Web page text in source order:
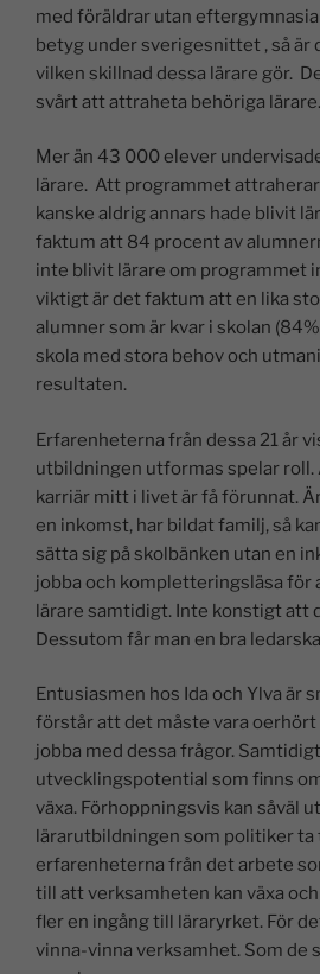
med föräldrar utan
betyg under sverigesnittet , så är
vilken skillnad dessa lärare gör.
svårt att attraheta behöriga lärare.
Mer än 43 000 elever
lärare. Att programmet
kanske aldrig annars hade blivit
faktum att 84 procent av
inte blivit lärare om programmet
viktigt är det faktum att en lika
alumner som är kvar i skolan
skola med stora behov och
resultaten.
Erfarenheterna från dessa 21 år
utbildningen utformas spelar roll.
karriär mitt i livet är få förunnat.
en inkomst, har bildat familj, så
sätta sig på skolbänken utan en
jobba och kompletteringsläsa för
lärare samtidigt. Inte konstigt att
Dessutom får man en bra
Entusiasmen hos Ida och Ylva är
förstår att det måste vara
jobba med dessa frågor.
utvecklingspotential som finns
växa. Förhoppningsvis kan såväl
lärarutbildningen som politiker ta
erfarenheterna från det arbete
till att verksamheten kan växa
fler en ingång till läraryrket. För
vinna-vinna verksamhet. Som de